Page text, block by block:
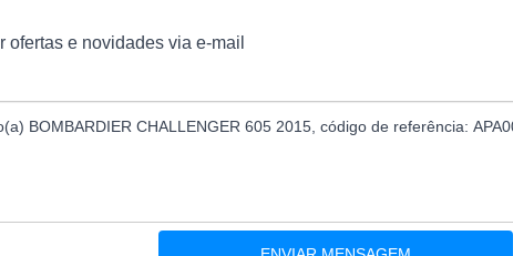
ofertas e novidades via e-mail